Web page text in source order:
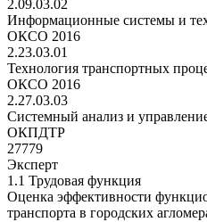
2.09.03.02
Информационные системы и
ОКСО 2016
2.23.03.01
Технология транспортных
ОКСО 2016
2.27.03.03
Системный анализ и
ОКПДТР
27779
Эксперт
1.1 Трудовая функция
Оценка эффективности
транспорта в городских